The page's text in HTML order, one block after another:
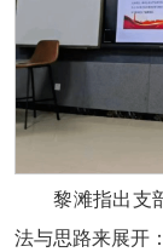
黎滩指出支
法与思路来展开：